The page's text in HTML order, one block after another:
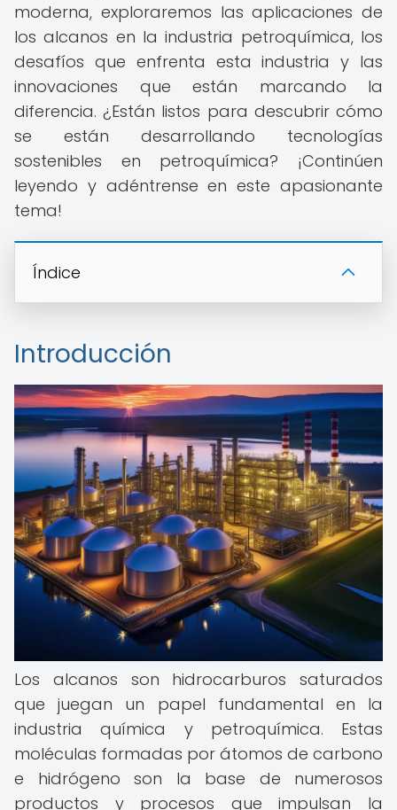
moderna, exploraremos las aplicaciones de
los alcanos en la industria petroquímica, los
desafíos que enfrenta esta industria y las
innovaciones que están marcando la
diferencia. ¿Están listos para descubrir cómo
se están desarrollando tecnologías
sostenibles en petroquímica? ¡Continúen
leyendo y adéntrense en este apasionante
tema!
Índice
Introducción
Los alcanos son hidrocarburos saturados
que juegan un papel fundamental en la
industria química y petroquímica. Estas
moléculas formadas por átomos de carbono
e hidrógeno son la base de numerosos
productos y procesos que impulsan la